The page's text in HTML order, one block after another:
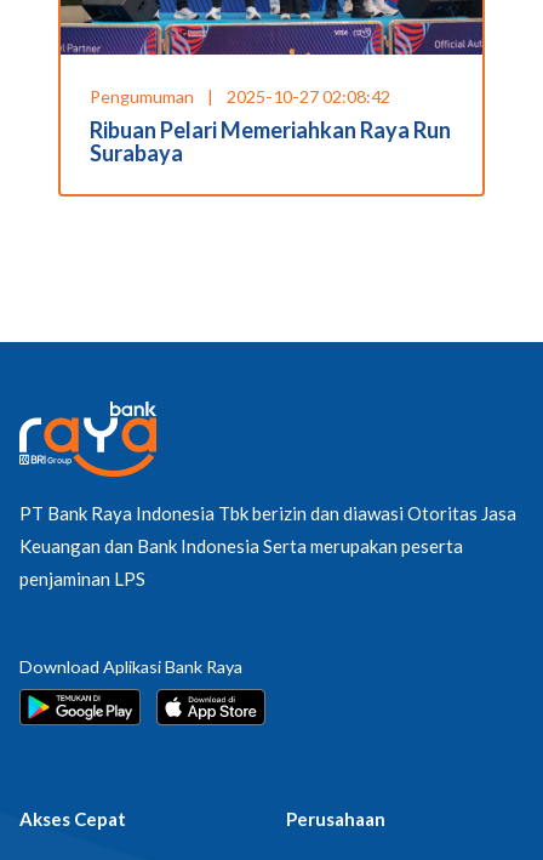
Pengumuman | 2025-10-27 02:08:42
Ribuan Pelari Memeriahkan Raya Run
Surabaya
PT Bank Raya Indonesia Tbk berizin dan diawasi Otoritas Jasa
Keuangan dan Bank Indonesia Serta merupakan peserta
penjaminan LPS
Download Aplikasi Bank Raya
Akses Cepat Perusahaan